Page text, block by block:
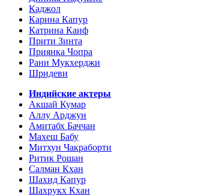
Каджол
Карина Капур
Катрина Каиф
Прити Зинта
Приянка Чопра
Рани Мукхерджи
Шридеви
Индийские актеры
Акшай Кумар
Аллу Арджун
Амитабх Баччан
Махеш Бабу
Митхун Чакраборти
Ритик Рошан
Салман Кхан
Шахид Капур
Шахрукх Кхан